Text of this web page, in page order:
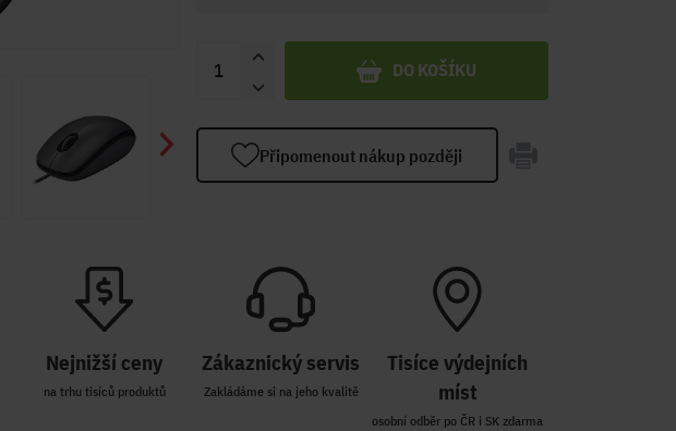
DO KOŠÍKU
Připomenout nákup později
Nejnižší ceny
na trhu tisíců produktů
Zákaznický servis
Zakládáme si na jeho kvalitě
Tisíce výdejních
míst
osobní odběr po ČR i SK zdarma